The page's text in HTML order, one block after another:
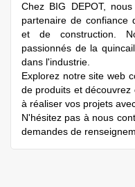
Chez BIG DEPOT,
partenaire de confiance
et de construction.
passionnés de la
dans l'industrie.
Explorez notre site web
de produits et
à réaliser vos projets
N'hésitez pas à nous
demandes de